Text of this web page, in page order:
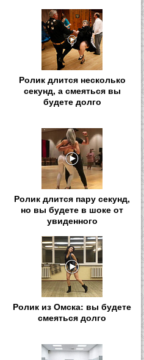
Ролик длится несколько
секунд, а смеяться вы
будете долго
Ролик длится пару секунд,
но вы будете в шоке от
увиденного
Ролик из Омска: вы будете
смеяться долго